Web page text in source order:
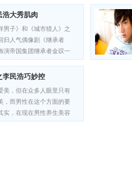
浩大秀肌肉
男子》和《城市猎人》之
归人气偶像剧《继承者
演帝国集团继承者金叹一
多花痴疯狂不已。...
李民浩巧妙控
美，但在众多人眼里只有
，而男性在这个方面的要
实，在现在男性养生美容